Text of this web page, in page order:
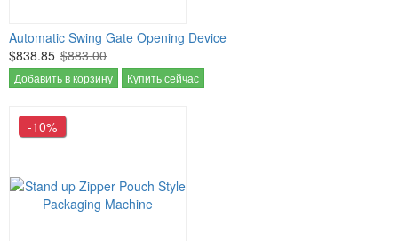
Automatic Swing Gate Opening Device
$838.85 $883.00
Добавить в корзину Купить сейчас
-10%